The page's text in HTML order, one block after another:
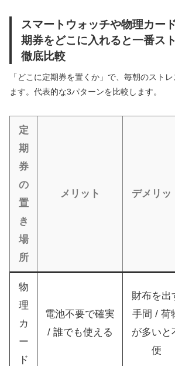
スマートウォッチや物理カー
期券をどこに入れると一番ス
徹底比較
「どこに定期券を置くか」で、毎朝のスト
ます。代表的な3パターンを比較します。
定
期
券
の
置
き
場
所
メリット デメリッ
物
理
カ
ー
ド
電池不要で確実
/ 誰でも使える
財布を出
手間 / 荷
が多いと
便